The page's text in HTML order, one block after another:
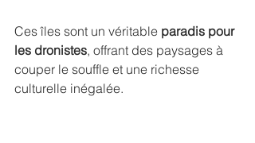
Ces îles sont un véritable paradis pour
les dronistes, offrant des paysages à
couper le souffle et une richesse
culturelle inégalée.